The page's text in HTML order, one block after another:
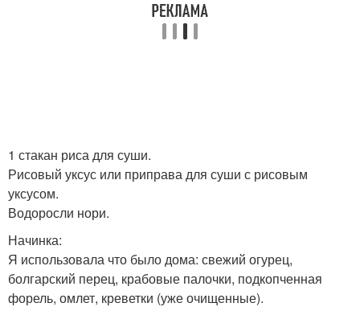
1 стакан риса для суши.
Рисовый уксус или приправа для суши с рисовым
уксусом.
Водоросли нори.
Начинка:
Я использовала что было дома: свежий огурец,
болгарский перец, крабовые палочки, подкопченная
форель, омлет, креветки (уже очищенные).